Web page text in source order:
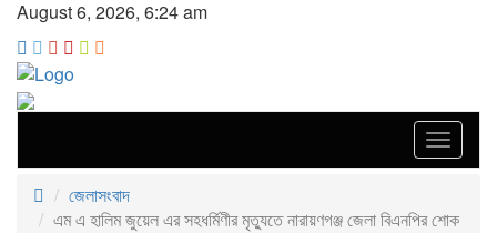
August 6, 2026, 6:24 am
Toggle
জেলাসংবাদ
এম এ হালিম জুয়েল এর সহধর্মিণীর মৃত্যুতে নারায়ণগঞ্জ জেলা বিএনপির শোক